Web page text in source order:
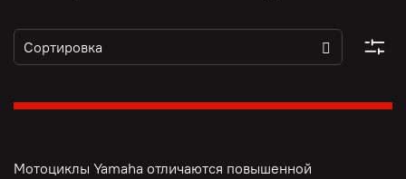
Мотоциклы Yamaha отличаются повышенной